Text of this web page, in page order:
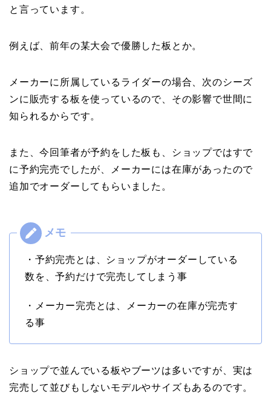
と言っています。
例えば、前年の某大会で優勝した板とか。
メーカーに所属しているライダーの場合、次のシーズ
ンに販売する板を使っているので、その影響で世間に
知られるからです。
また、今回筆者が予約をした板も、ショップではすで
に予約完売でしたが、メーカーには在庫があったので
追加でオーダーしてもらいました。
・予約完売とは、ショップがオーダーしている
数を、予約だけで完売してしまう事
・メーカー完売とは、メーカーの在庫が完売す
る事
ショップで並んでいる板やブーツは多いですが、実は
完売して並びもしないモデルやサイズもあるのです。